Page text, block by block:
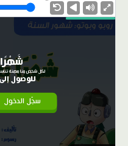
لكل شخص منا مهنة
للوصول
سجّل الدخول